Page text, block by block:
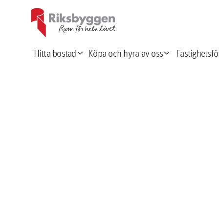
Hitta bostadexpand_more Köpa och hyra av ossexpand_more